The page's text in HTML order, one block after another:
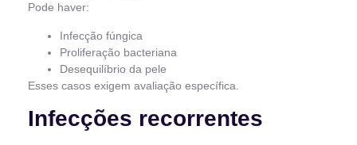
Pode haver:
Infecção fúngica
Proliferação bacteriana
Desequilíbrio da pele
Esses casos exigem avaliação específica.
Infecções recorrentes